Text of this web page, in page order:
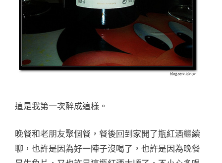
這是我第一次醉成這樣。
晚餐和老朋友聚個餐，餐後回到家開了瓶紅酒繼續
聊，也許是因為好一陣子沒喝了，也許是因為晚餐